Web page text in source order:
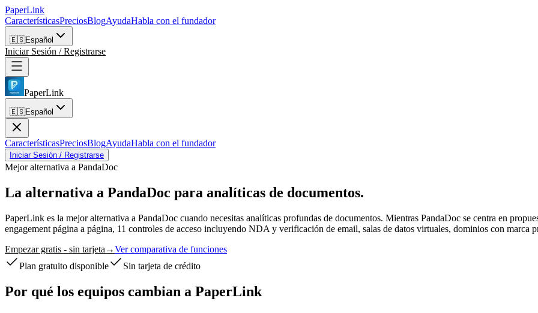
PaperLink
CaracterísticasPreciosBlogAyudaHabla con el fundador
🇪🇸Español
Iniciar Sesión / Registrarse
PaperLink
🇪🇸Español
CaracterísticasPreciosBlogAyudaHabla con el fundador
Iniciar Sesión / Registrarse
Mejor alternativa a PandaDoc
La alternativa a PandaDoc para analíticas de documentos.
PaperLink es la mejor alternativa a PandaDoc cuando necesitas analíticas profundas de documentos. Mientras PandaDoc se centra en
engagement página a página, 11 controles de acceso incluyendo NDA y verificación de email, salas de datos virtuales, dominios con
Empezar gratis - sin tarjeta →Ver comparativa de funciones
Plan gratuito disponible
Sin tarjeta de crédito
Por qué los equipos cambian a PaperLink